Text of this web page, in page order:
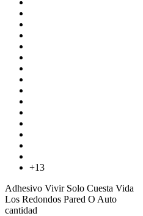
+13
Adhesivo Vivir Solo Cuesta Vida
Los Redondos Pared O Auto
cantidad